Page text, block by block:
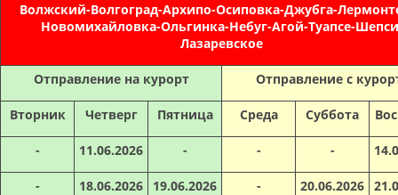
Волжский-Волгоград-Архипо-Осиповка-Джубга-
Новомихайловка-Ольгинка-Небуг-Агой-Туапсе-
Лазаревское
Отправление на курорт Отправление с
Вторник Четверг Пятница Среда Суббота
- 11.06.2026 - - -
- 18.06.2026 19.06.2026 - 20.06.2026